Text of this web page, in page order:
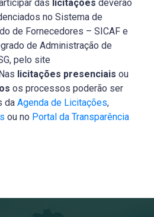
das licitações deverão
no Sistema de
de Fornecedores – SICAF e
de Administração de
pelo site
licitações presenciais ou
os processos poderão ser
da Agenda de Licitações,
ou no Portal da Transparência